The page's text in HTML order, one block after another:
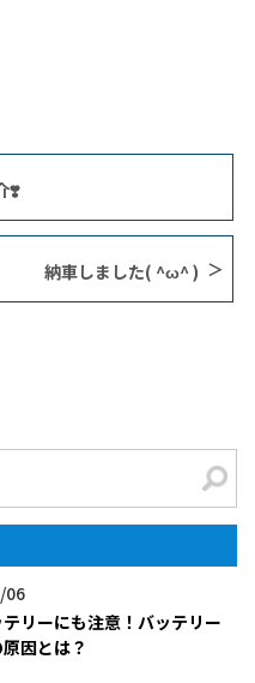
❣️
納車しました( ^ω^ )
06
リーにも注意！バッテリー
因とは？